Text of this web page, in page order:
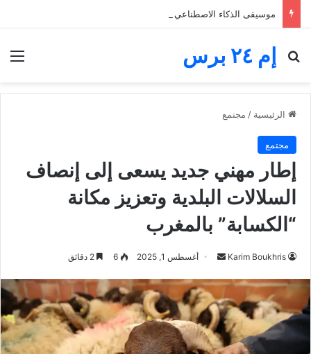
إم ٢٤ برس
بحث عن
الرئيسية / مجتمع
مجتمع
إطار مهني جديد يسعى إلى إنصاف
السلالات البلدية وتعزيز مكانة
“الكسابة” بالمغرب
Karim Boukhris
أرسل
إلكترونيا
أغسطس 1, 2025 6